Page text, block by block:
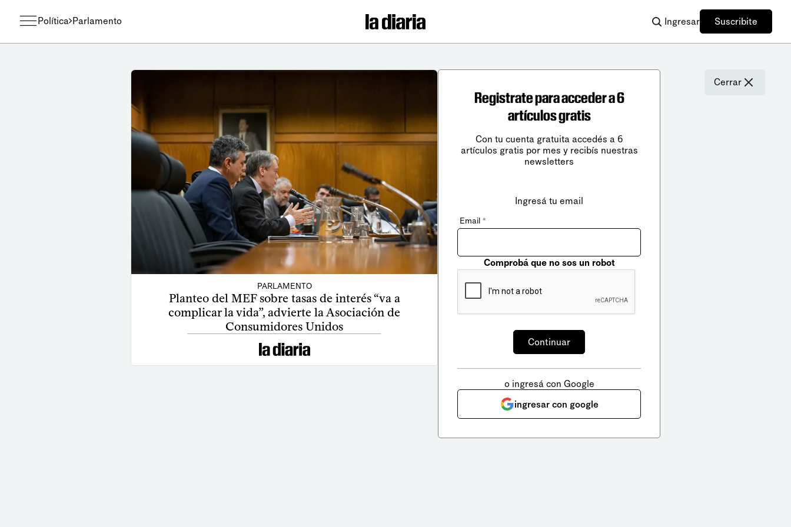
Política Parlamento Ingresar Suscribite
PARLAMENTO
Planteo del MEF sobre tasas de interés “va a
complicar la vida”, advierte la Asociación de
Consumidores Unidos
Cerrar
Registrate para acceder a 6
artículos gratis
Con tu cuenta gratuita accedés a 6
artículos gratis por mes y recibís nuestras
newsletters
Ingresá tu email
Email *
Comprobá que no sos un robot
o ingresá con Google
ingresar con google